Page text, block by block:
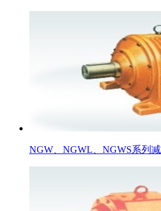
NGW、NGWL、NGWS系列